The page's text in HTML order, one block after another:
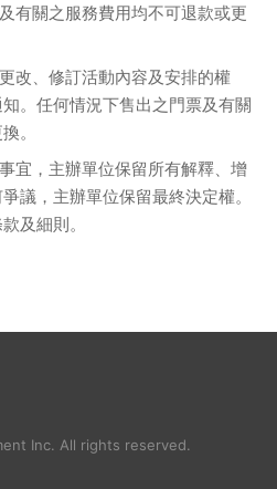
有關之服務費用均不可退款或更
改、修訂活動內容及安排的權
。任何情況下售出之門票及有關
。
宜，主辦單位保留所有解釋、增
議，主辦單位保留最終決定權。
及細則。
Inc. All rights reserved.